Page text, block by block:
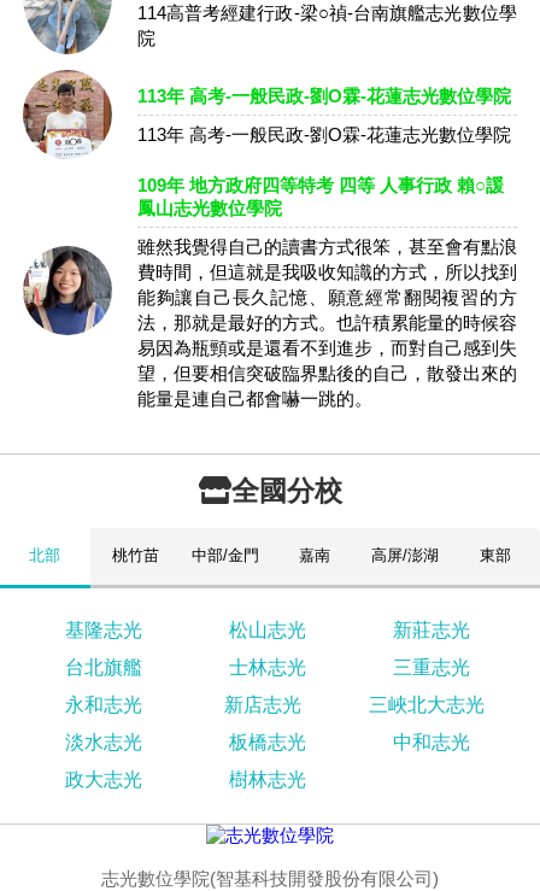
114高普考經建行政-梁○禎-台南旗艦志光數位學
院
113年 高考-一般民政-劉O霖-花蓮志光數位學院
113年 高考-一般民政-劉O霖-花蓮志光數位學院
109年 地方政府四等特考 四等 人事行政 賴○諼
鳳山志光數位學院
雖然我覺得自己的讀書方式很笨，甚至會有點浪
費時間，但這就是我吸收知識的方式，所以找到
能夠讓自己長久記憶、願意經常翻閱複習的方
法，那就是最好的方式。也許積累能量的時候容
易因為瓶頸或是還看不到進步，而對自己感到失
望，但要相信突破臨界點後的自己，散發出來的
能量是連自己都會嚇一跳的。
全國分校
北部 桃竹苗 中部/金門 嘉南 高屏/澎湖 東部
基隆志光 松山志光
新莊志光
台北旗艦
士林志光
三重志光
永和志光
新店志光
三峽北大志光
淡水志光
板橋志光
中和志光
政大志光
樹林志光
志光數位學院(智基科技開發股份有限公司)